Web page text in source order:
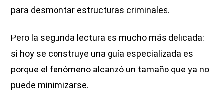
para desmontar estructuras criminales.
Pero la segunda lectura es mucho más delicada:
si hoy se construye una guía especializada es
porque el fenómeno alcanzó un tamaño que ya no
puede minimizarse.